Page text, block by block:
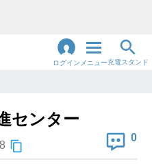
ログイン メニュー充電スタンド
索
センター
0